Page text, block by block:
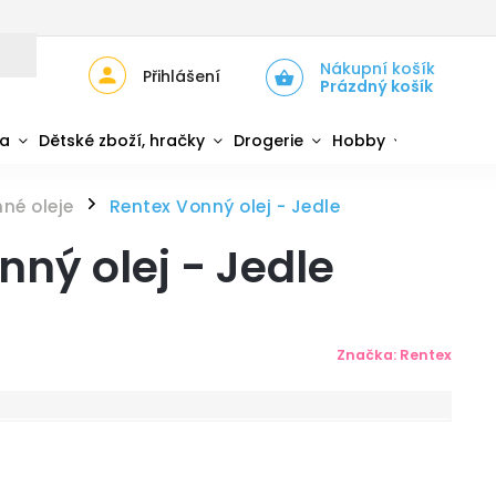
Nákupní košík
Prázdný košík
Přihlášení
Dětské zboží, hračky Drogerie Hobby
oleje / Rentex Vonný olej - Jedle
olej - Jedle
Značka: Rentex